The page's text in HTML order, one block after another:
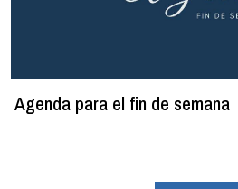
Agenda para el fin de semana